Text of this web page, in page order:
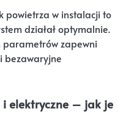
powietrza w instalacji to
działał optymalnie.
parametrów zapewni
bezawaryjne
elektryczne – jak je